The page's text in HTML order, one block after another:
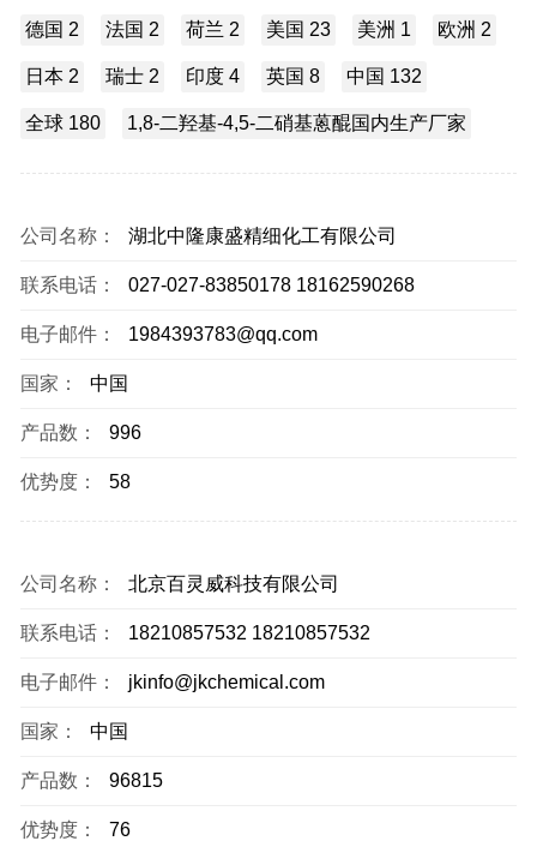
德国 2 法国 2 荷兰 2 美国 23 美洲 1 欧洲 2
日本 2 瑞士 2 印度 4 英国 8 中国 132
全球 180 1,8-二羟基-4,5-二硝基蒽醌国内生产厂家
公司名称： 湖北中隆康盛精细化工有限公司
联系电话： 027-027-83850178 18162590268
电子邮件： 1984393783@qq.com
国家： 中国
产品数： 996
优势度： 58
公司名称： 北京百灵威科技有限公司
联系电话： 18210857532 18210857532
电子邮件： jkinfo@jkchemical.com
国家： 中国
产品数： 96815
优势度： 76